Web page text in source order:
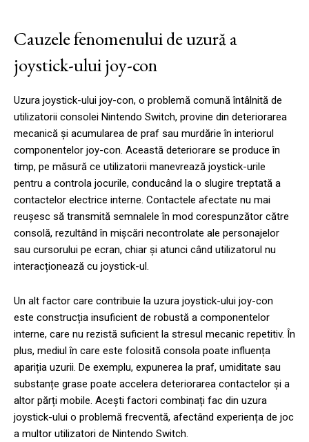
Cauzele fenomenului de uzură a
joystick-ului joy-con
Uzura joystick-ului joy-con, o problemă comună întâlnită de
utilizatorii consolei Nintendo Switch, provine din deteriorarea
mecanică și acumularea de praf sau murdărie în interiorul
componentelor joy-con. Această deteriorare se produce în
timp, pe măsură ce utilizatorii manevrează joystick-urile
pentru a controla jocurile, conducând la o slugire treptată a
contactelor electrice interne. Contactele afectate nu mai
reușesc să transmită semnalele în mod corespunzător către
consolă, rezultând în mișcări necontrolate ale personajelor
sau cursorului pe ecran, chiar și atunci când utilizatorul nu
interacționează cu joystick-ul.
Un alt factor care contribuie la uzura joystick-ului joy-con
este construcția insuficient de robustă a componentelor
interne, care nu rezistă suficient la stresul mecanic repetitiv. În
plus, mediul în care este folosită consola poate influența
apariția uzurii. De exemplu, expunerea la praf, umiditate sau
substanțe grase poate accelera deteriorarea contactelor și a
altor părți mobile. Acești factori combinați fac din uzura
joystick-ului o problemă frecventă, afectând experiența de joc
a multor utilizatori de Nintendo Switch.